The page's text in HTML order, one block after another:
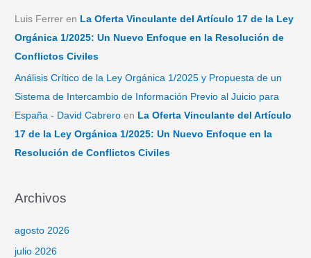
Luis Ferrer en La Oferta Vinculante del Artículo 17 de la Ley
Orgánica 1/2025: Un Nuevo Enfoque en la Resolución de
Conflictos Civiles
Análisis Crítico de la Ley Orgánica 1/2025 y Propuesta de un
Sistema de Intercambio de Información Previo al Juicio para
España - David Cabrero en La Oferta Vinculante del Artículo
17 de la Ley Orgánica 1/2025: Un Nuevo Enfoque en la
Resolución de Conflictos Civiles
Archivos
agosto 2026
julio 2026